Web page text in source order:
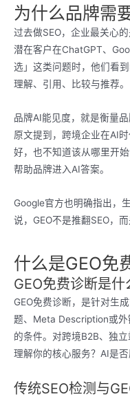
为什么品牌需
过去做SEO，企业最关心
潜在客户在ChatGPT、
选」这类问题时，他们看
理解、引用、比较与推荐。
品牌AI能见度，就是衡量
原文提到，跨境企业在AI
好，也不知道该从哪里开
帮助品牌进入AI答案。
Google官方也明确指出，
说，GEO不是推翻SEO，
什么是GEO免
GEO免费诊断是什
GEO免费诊断，是针对生
题、Meta Description或外
的条件。对跨境B2B、独
理解你的核心服务？AI是
传统SEO检测与